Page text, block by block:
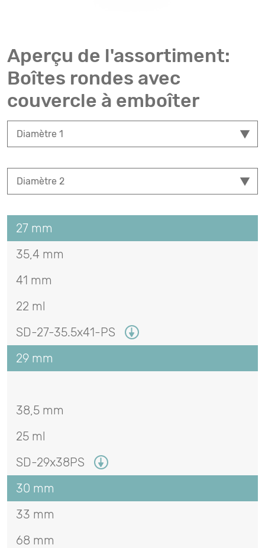
Aperçu de l'assortiment:
Boîtes rondes avec
couvercle à emboîter
27 mm
35,4 mm
41 mm
22 ml
SD-27-35.5x41-PS
29 mm
38,5 mm
25 ml
SD-29x38PS
30 mm
33 mm
68 mm